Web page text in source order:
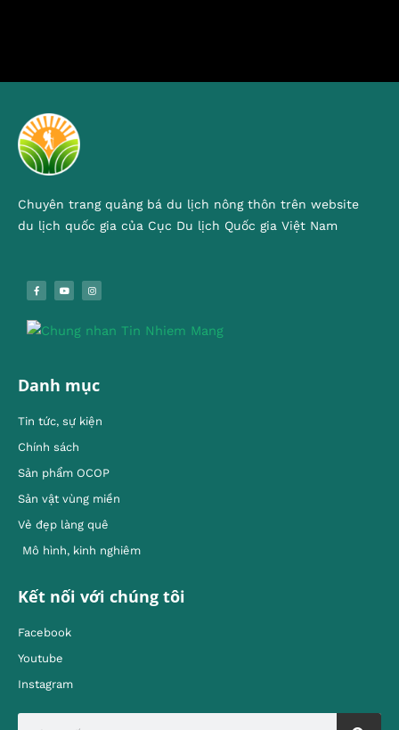
Chuyên trang quảng bá du lịch nông thôn trên website
du lịch quốc gia của Cục Du lịch Quốc gia Việt Nam
Danh mục
Tin tức, sự kiện
Chính sách
Sản phẩm OCOP
Sản vật vùng miền
Vẻ đẹp làng quê
Mô hình, kinh nghiêm
Kết nối với chúng tôi
Facebook
Youtube
Instagram